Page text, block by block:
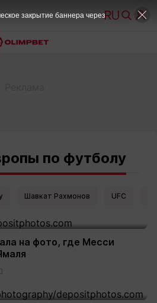
по футболу
Шавкат Рахмонов UFC
на фото, где Месси
закрытие баннера через